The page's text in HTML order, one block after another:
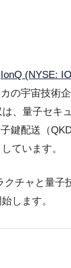
IonQ (NYSE:
の宇宙技術
、量子セキ
鍵配送（
ています。
チャと量子
します。